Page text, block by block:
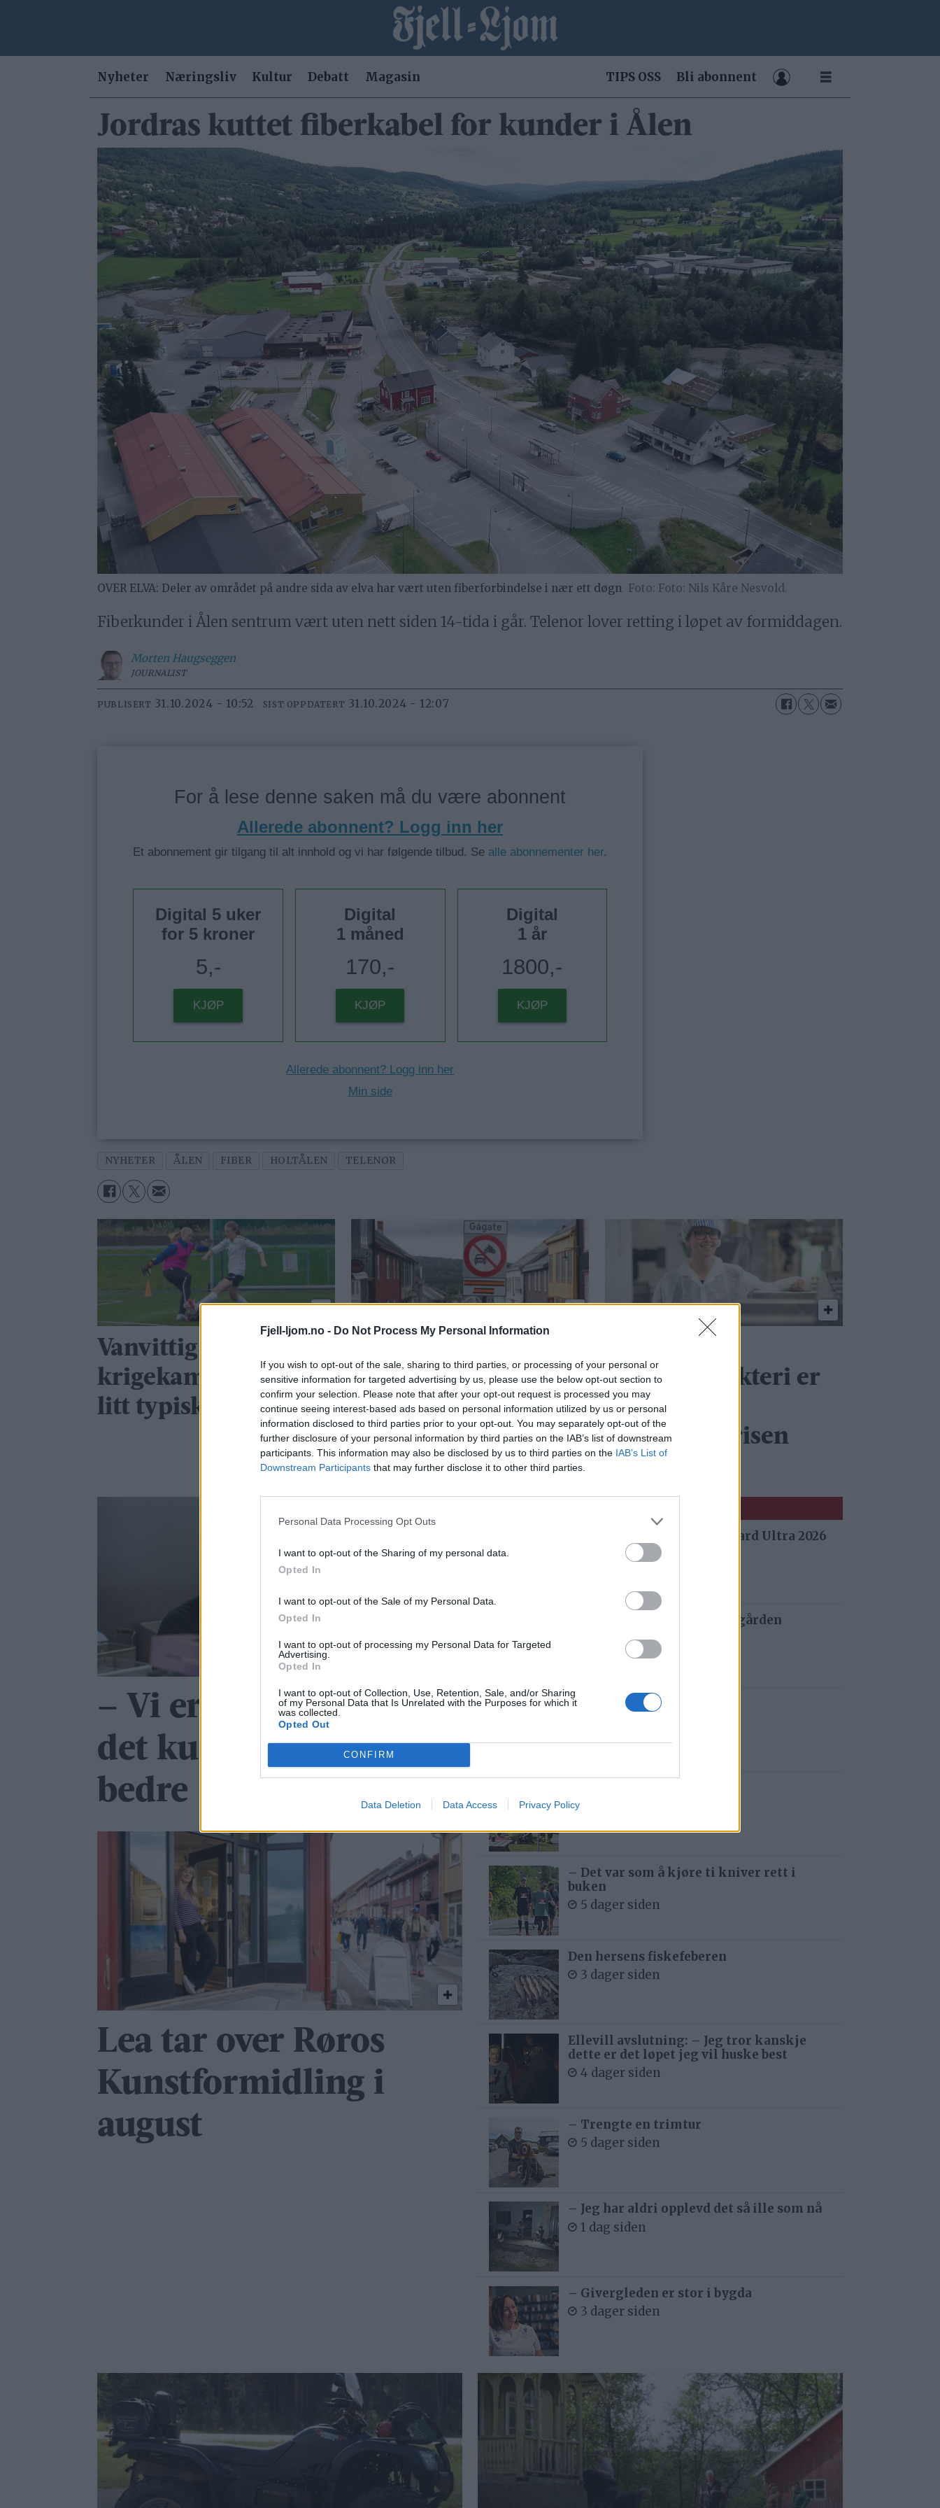
Fjell-ljom.no - Do Not Process My Personal Information
If you wish to opt-out of the sale, sharing to third parties, or processing of your personal or
sensitive information for targeted advertising by us, please use the below opt-out section to
confirm your selection. Please note that after your opt-out request is processed you may
continue seeing interest-based ads based on personal information utilized by us or personal
information disclosed to third parties prior to your opt-out. You may separately opt-out of the
further disclosure of your personal information by third parties on the IAB’s list of downstream
participants. This information may also be disclosed by us to third parties on the IAB’s List of
Downstream Participants that may further disclose it to other third parties.
Personal Data Processing Opt Outs
I want to opt-out of the Sharing of my personal data.
Opted In
I want to opt-out of the Sale of my Personal Data.
Opted In
I want to opt-out of processing my Personal Data for Targeted
Advertising.
Opted In
I want to opt-out of Collection, Use, Retention, Sale, and/or Sharing
of my Personal Data that Is Unrelated with the Purposes for which it
was collected.
Opted Out
CONFIRM
Data Deletion Data Access Privacy Policy
Nyheter Næringsliv Kultur Debatt Magasin TIPS OSS Bli abonnent
Jordras kuttet fiberkabel for kunder i Ålen
OVER ELVA: Deler av området på andre sida av elva har vært uten fiberforbindelse i nær ett døgn Foto: Nils Kåre Nesvold.
Fiberkunder i Ålen sentrum vært uten nett siden 14-tida i går. Telenor lover retting i løpet av formiddagen.
Morten Haugseggen
JOURNALIST
PUBLISERT 31.10.2024 - 10:52 SIST OPPDATERT 31.10.2024 - 12:07
For å lese denne saken må du være abonnent
Allerede abonnent? Logg inn her
Et abonnement gir tilgang til alt innhold og vi har følgende tilbud. Se alle abonnementer her.
Digital 5 uker
for 5 kroner
5,-
KJØP
Digital
1 måned
170,-
KJØP
Digital
1 år
1800,-
KJØP
Allerede abonnent? Logg inn her
Min side
NYHETER ÅLEN FIBER HOLTÅLEN TELENOR
Vanvittig målfest i
krigekamp: – Det er
litt typisk oss
er gågate
Reinsdyrslakteri er
vinner av
Bærekraftprisen
– Vi er fornøyde, men
det kunne ha gått
bedre
Lea tar over Røros
Kunstformidling i
august
Se opptak fra Stuggu Backyard Ultra 2026
6 dager siden
Med spett og tau redder de gården
5 dager siden
Bjørn felt i Gauldalen
– Det var som å kjøre ti kniver rett i
buken
5 dager siden
Den hersens fiskefeberen
3 dager siden
Ellevill avslutning: – Jeg tror kanskje
dette er det løpet jeg vil huske best
4 dager siden
– Trengte en trimtur
5 dager siden
– Jeg har aldri opplevd det så ille som nå
1 dag siden
– Givergleden er stor i bygda
3 dager siden